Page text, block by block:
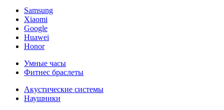
Samsung
Xiaomi
Google
Huawei
Honor
Умные часы
Фитнес браслеты
Акустические системы
Наушники